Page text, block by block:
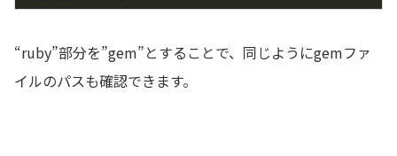
“ruby”部分を”gem”とすることで、同じようにgemファ
イルのパスも確認できます。